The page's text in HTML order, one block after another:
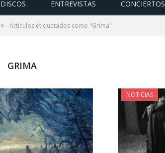
DISCOS ENTREVISTAS CONCIERTOS
» Artículos etiquetados como "Grima"
GRIMA
NOTICIAS